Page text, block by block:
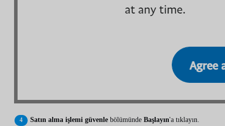
Satın alma işlemi güvenle bölümünde Başlayın'a tıklayın.